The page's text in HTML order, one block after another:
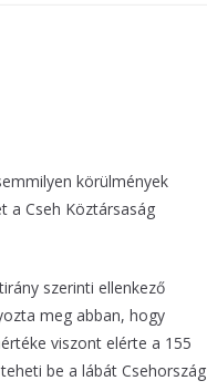
körülmények
a Cseh Köztársaság
szerinti ellenkező
meg abban, hogy
viszont elérte a 155
be a lábát Csehország